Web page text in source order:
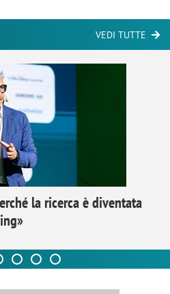
VEDI TUTTE
la ricerca è diventata